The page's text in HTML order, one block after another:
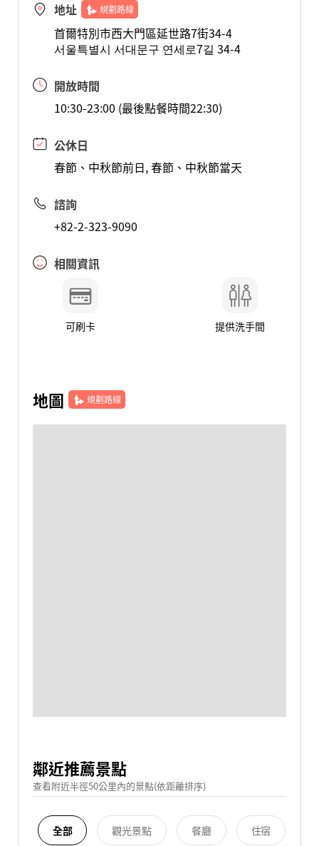
地址 規劃路線
首爾特別市西大門區延世路7街34-4
서울특별시 서대문구 연세로7길 34-4
開放時間
10:30-23:00 (最後點餐時間22:30)
公休日
春節、中秋節前日, 春節、中秋節當天
諮詢
+82-2-323-9090
相關資訊
可刷卡 提供洗手間
地圖 規劃路線
鄰近推薦景點
查看附近半徑50公里內的景點(依距離排序)
全部 觀光景點 餐廳 住宿